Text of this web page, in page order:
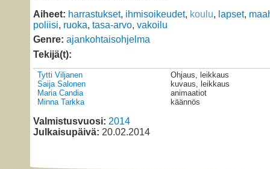
Aiheet: harrastukset, ihmisoikeudet, koulu, lapset,
poliisi, ruoka, tasa-arvo, vakoilu
Genre: ajankohtaisohjelma
Tekijä(t):
Tytti Viljanen
Saija Salonen
Maria Candia
Minna Tarkka
Ohjaus, leikkaus
kuvaus, leikkaus
animaatiot
käännös
Valmistusvuosi: 2014
Julkaisupäivä: 20.02.2014